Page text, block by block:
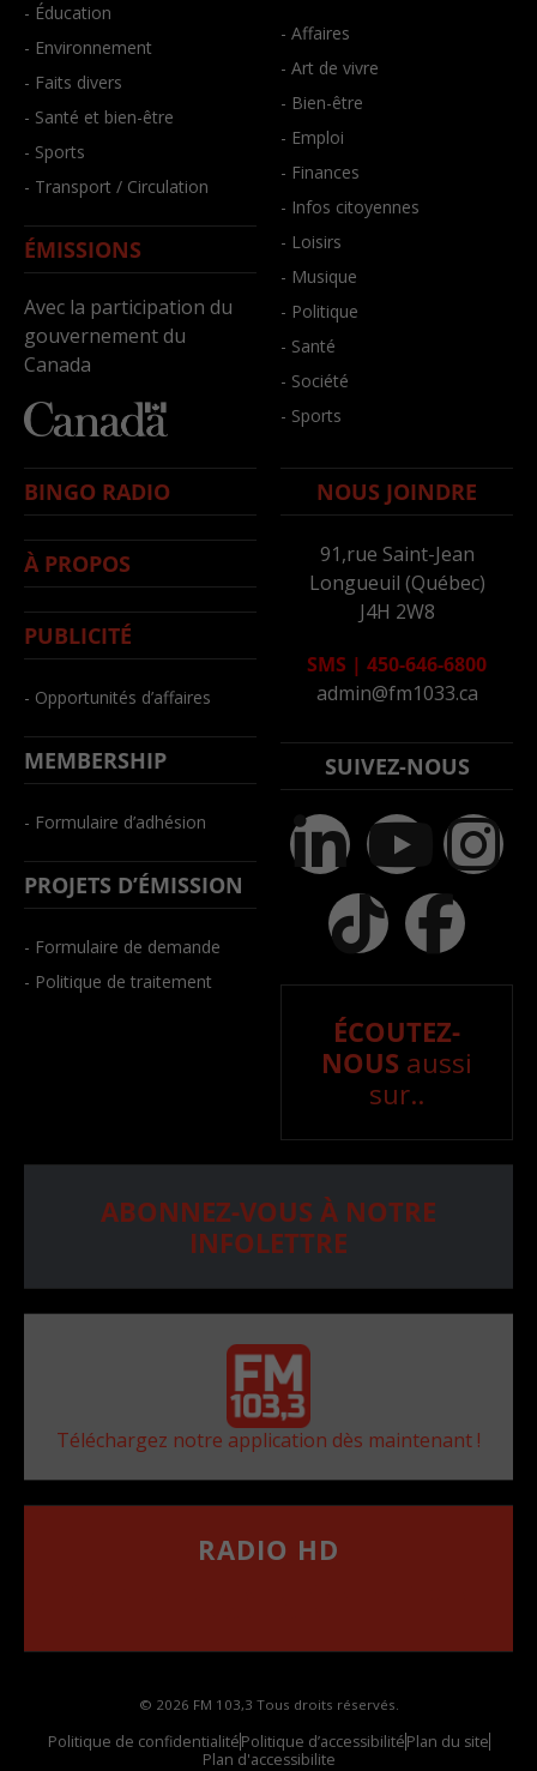
- Éducation
- Environnement
- Faits divers
- Santé et bien-être
- Sports
- Transport / Circulation
ÉMISSIONS
Avec la participation du
gouvernement du
Canada
- Affaires
- Art de vivre
- Bien-être
- Emploi
- Finances
- Infos citoyennes
- Loisirs
- Musique
- Politique
- Santé
- Société
- Sports
BINGO RADIO
À PROPOS
PUBLICITÉ
- Opportunités d’affaires
MEMBERSHIP
- Formulaire d’adhésion
PROJETS D’ÉMISSION
- Formulaire de demande
- Politique de traitement
NOUS JOINDRE
91,rue Saint-Jean
Longueuil (Québec)
J4H 2W8
SMS | 450-646-6800
admin@fm1033.ca
SUIVEZ-NOUS
ÉCOUTEZ-
NOUS aussi
sur..
ABONNEZ-VOUS À NOTRE
INFOLETTRE
Téléchargez notre application dès maintenant !
RADIO HD
© 2026 FM 103,3 Tous droits réservés.
Politique de confidentialitéPolitique d’accessibilitéPlan du site
Plan d'accessibilite